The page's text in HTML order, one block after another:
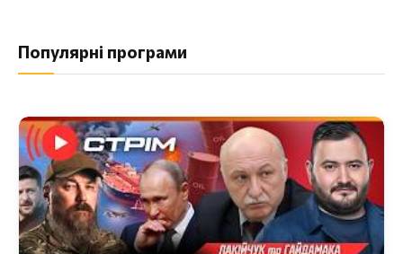
Популярні програми